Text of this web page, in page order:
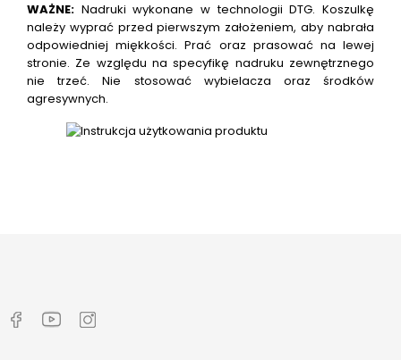
WAŻNE: Nadruki wykonane w technologii DTG. Koszulkę
należy wyprać przed pierwszym założeniem, aby nabrała
odpowiedniej miękkości. Prać oraz prasować na lewej
stronie. Ze względu na specyfikę nadruku zewnętrznego
nie trzeć. Nie stosować wybielacza oraz środków
agresywnych.